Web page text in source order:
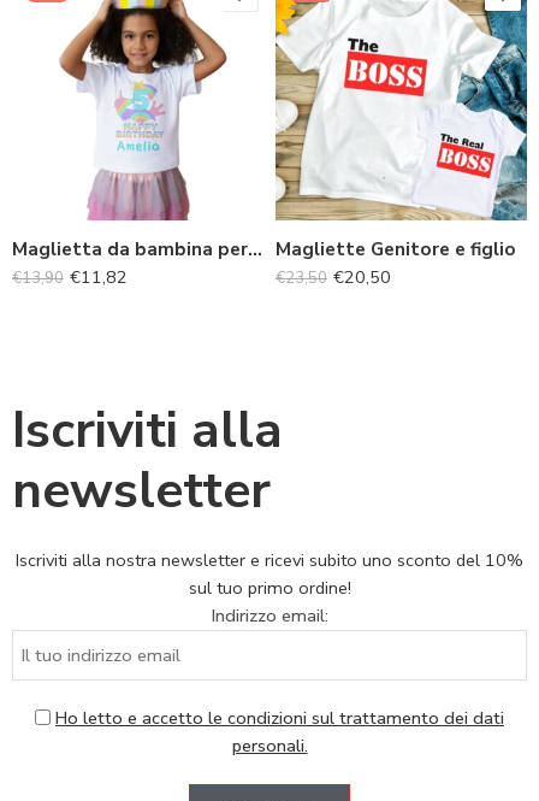
Maglietta da bambina personalizzata per il compleanno
€13,90 €11,82
Magliette Genitore e figlio
€23,50 €20,50
Iscriviti alla
newsletter
Iscriviti alla nostra newsletter e ricevi subito uno sconto del 10%
sul tuo primo ordine!
Indirizzo email:
Ho letto e accetto le condizioni sul trattamento dei dati
personali.